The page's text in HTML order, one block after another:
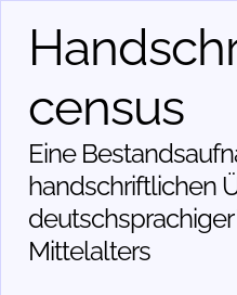
census
Eine
handschriftlichen
deutschsprachiger
Mittelalters